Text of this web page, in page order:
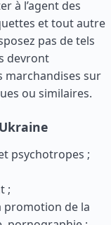
à l’agent des
et tout autre
pas de tels
devront
marchandises sur
ou similaires.
psychotropes ;
;
promotion de la